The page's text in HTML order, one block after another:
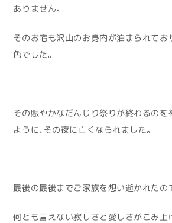
ありません。
そのお宅も沢山のお身内が泊まられてお
色でした。
その賑やかなだんじり祭りが終わるのを
ように、その夜に亡くなられました。
最後の最後までご家族を想い逝かれたの
何とも言えない寂しさと愛しさがこみ上